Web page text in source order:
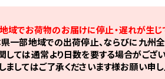
域でお荷物のお届けに停止・遅れが生じ
一部地域での出荷停止、ならびに九州
しては通常より日数を要する場合がござい
ましてはご了承くださいます様お願い申し